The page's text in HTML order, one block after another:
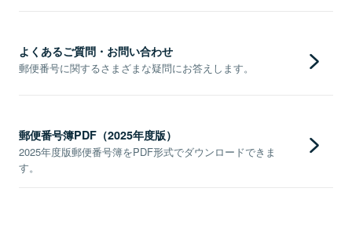
よくあるご質問・お問い合わせ
郵便番号に関するさまざまな疑問にお答えします。
郵便番号簿PDF（2025年度版）
2025年度版郵便番号簿をPDF形式でダウンロードできま
す。